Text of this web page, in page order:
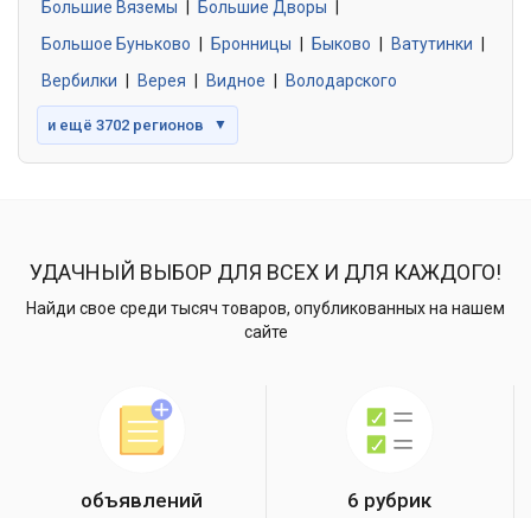
Большие Вяземы
Большие Дворы
Большое Буньково
Бронницы Быково Ватутинки
Вербилки
Верея Видное Володарского
и ещё 3702 регионов ▼
УДАЧНЫЙ ВЫБОР ДЛЯ ВСЕХ И ДЛЯ КАЖДОГО!
Найди свое среди тысяч товаров, опубликованных на нашем
сайте
объявлений 6 рубрик